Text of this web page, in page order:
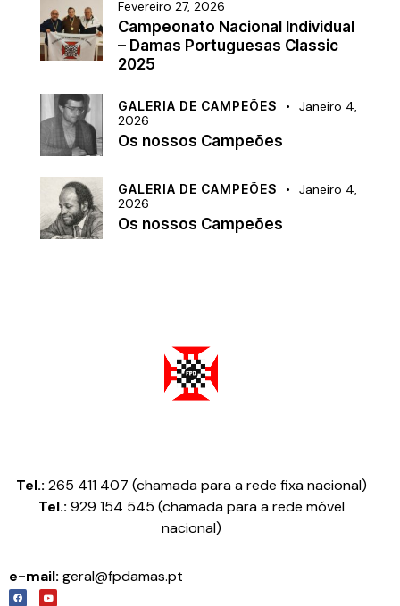
Fevereiro 27, 2026
Campeonato Nacional Individual
– Damas Portuguesas Classic
2025
GALERIA DE CAMPEÕES
Janeiro 4,
2026
Os nossos Campeões
GALERIA DE CAMPEÕES
Janeiro 4,
2026
Os nossos Campeões
Tel.: 265 411 407 (chamada para a rede fixa nacional)
Tel.: 929 154 545 (chamada para a rede móvel
nacional)
e-mail: geral@fpdamas.pt